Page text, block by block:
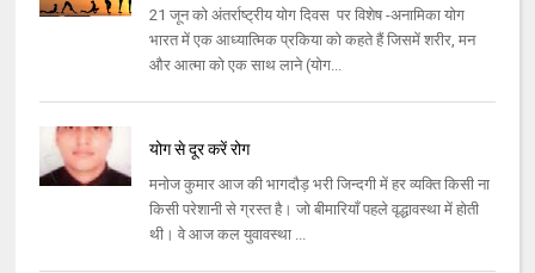
21 जून को अंतर्राष्ट्रीय योग दिवस पर विशेष -अनामिका योग
भारत में एक आध्यात्मिक प्रकिया को कहते हैं जिसमें शरीर, मन
और आत्मा को एक साथ लाने (योग...
योग से दूर करें रोग
मनोज कुमार आज की भागदौड़ भरी जिन्दगी में हर व्यक्ति किसी ना
किसी परेशानी से ग्रस्त है। जो बीमारियाँ पहले वृद्धावस्था में होती
थी। वे आज कल युवावस्था ...